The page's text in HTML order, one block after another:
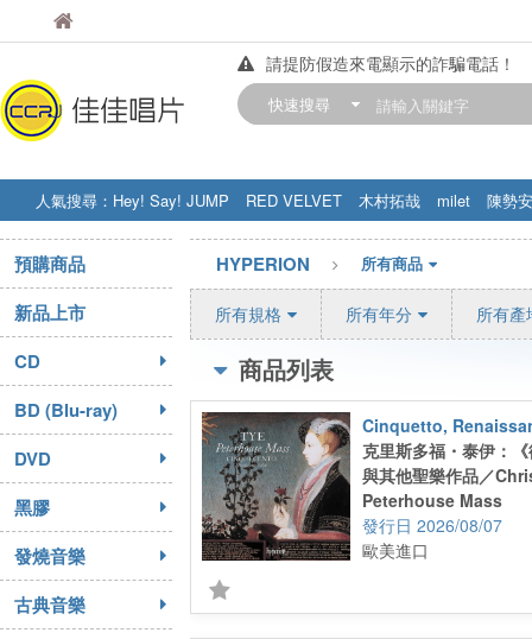
佳佳唱片
請提防假造來電顯示的詐騙電話！
【中華門市營業時間調整公告】
快速搜尋
人氣搜尋： Hey! Say! JUMP RED VELVET 木村拓哉 milet
陳勢安
STRAY KIDS
盧廣仲 周杰伦
預購商品
新品上市
CD
BD (Blu-ray)
DVD
黑膠
發燒音樂
古典音樂
HYPERION 所有商品
所有規格 所有年分 所有產
商品列表
Cinquetto,
克里斯多福・泰伊：
與其他聖樂作品／
Peterhouse Mass
2026/08/07
歐美進口